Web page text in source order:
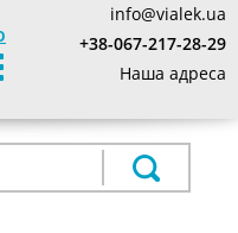
info@vialek.ua
+38-067-217-28-29
Наша адреса